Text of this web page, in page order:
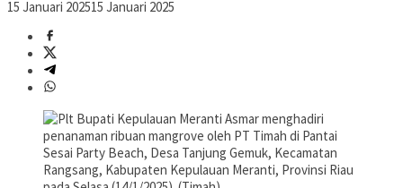
15 Januari 202515 Januari 2025